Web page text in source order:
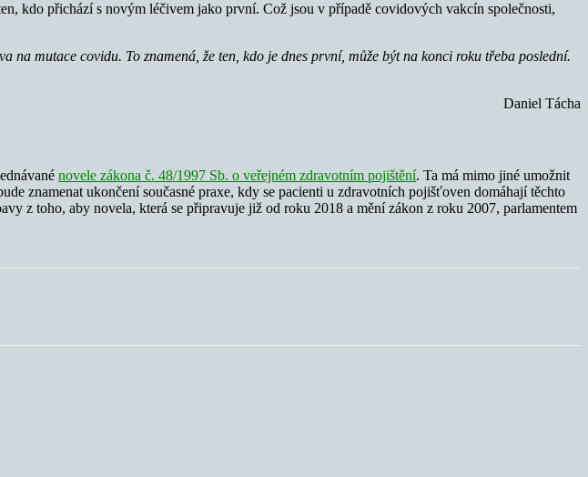
kdo přichází s novým léčivem jako první. Což jsou v případě covidových vakcín společnosti,
mutace covidu. To znamená, že ten, kdo je dnes první, může být na konci roku třeba poslední.
Daniel Tácha
novele zákona č. 48/1997 Sb. o veřejném zdravotním pojištění. Ta má mimo jiné umožnit
znamenat ukončení současné praxe, kdy se pacienti u zdravotních pojišťoven domáhají těchto
z toho, aby novela, která se připravuje již od roku 2018 a mění zákon z roku 2007, parlamentem